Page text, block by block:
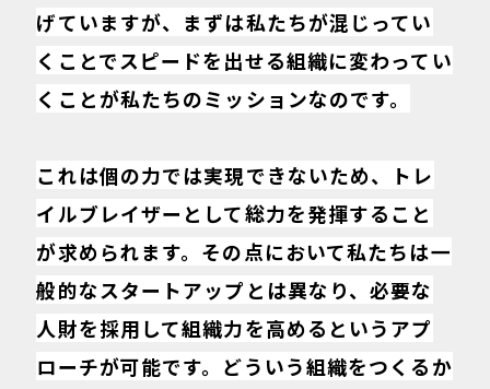
げていますが、まずは私たちが混じってい
くことでスピードを出せる組織に変わってい
くことが私たちのミッションなのです。
これは個の力では実現できないため、トレ
イルブレイザーとして総力を発揮すること
が求められます。その点において私たちは一
般的なスタートアップとは異なり、必要な
人財を採用して組織力を高めるというアプ
ローチが可能です。どういう組織をつくるか